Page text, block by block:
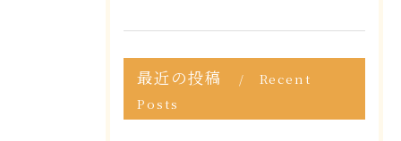
最近の投稿
Recent
Posts